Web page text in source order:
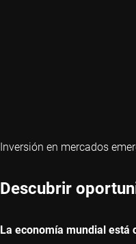
Inversión en mercados
Descubrir
La economía mundial está